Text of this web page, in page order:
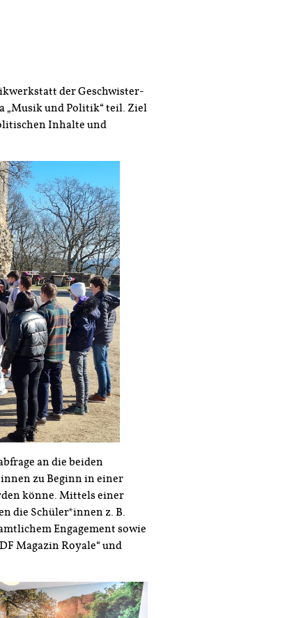
der Geschwister-
„Musik und Politik“ teil. Ziel
Inhalte und
an die beiden
zu Beginn in einer
könne. Mittels einer
die Schüler*innen z. B.
Engagement sowie
Magazin Royale“ und